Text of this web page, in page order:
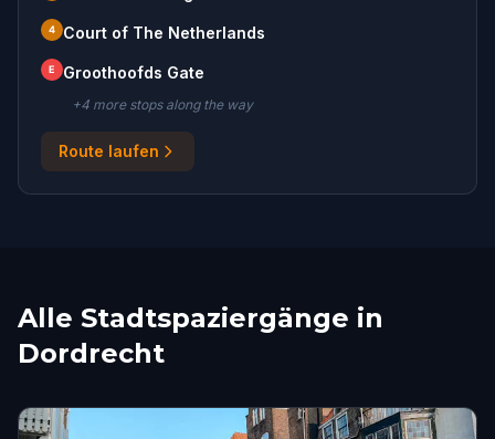
4 Court of The Netherlands
E Groothoofds Gate
+4 more stopsalong the way
Route laufen
Alle Stadtspaziergänge in
Dordrecht